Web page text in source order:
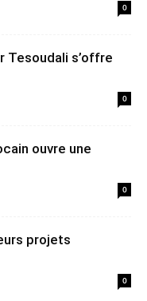
0
Tesoudali s’offre
0
ouvre une
0
projets
0